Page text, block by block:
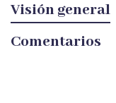
Visión general
Comentarios